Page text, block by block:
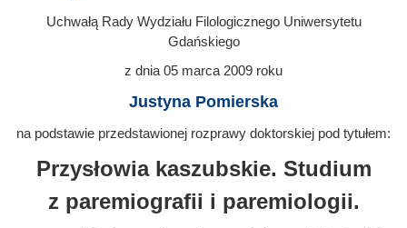
Uchwałą Rady Wydziału Filologicznego Uniwersytetu
Gdańskiego
z dnia 05 marca 2009 roku
Justyna Pomierska
na podstawie przedstawionej rozprawy doktorskiej pod tytułem:
Przysłowia kaszubskie. Studium
z paremiografii i paremiologii.